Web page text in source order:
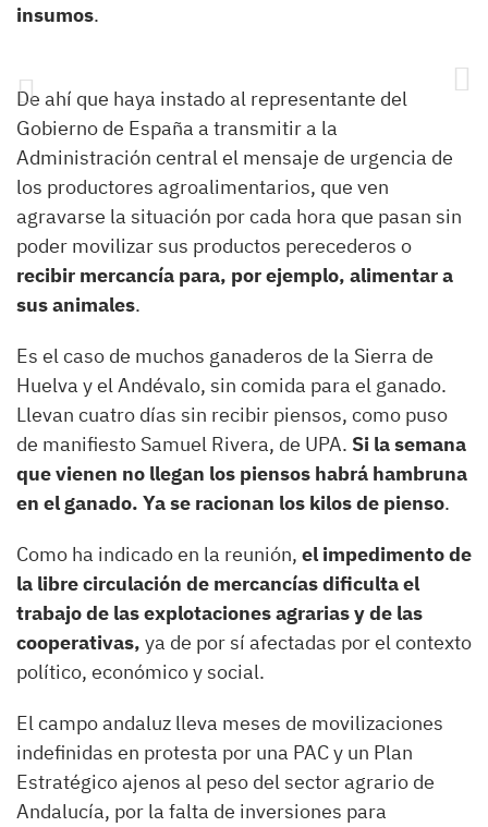
insumos.
De ahí que haya instado al representante del
Gobierno de España a transmitir a la
Administración central el mensaje de urgencia de
los productores agroalimentarios, que ven
agravarse la situación por cada hora que pasan sin
poder movilizar sus productos perecederos o
recibir mercancía para, por ejemplo, alimentar a
sus animales.
Es el caso de muchos ganaderos de la Sierra de
Huelva y el Andévalo, sin comida para el ganado.
Llevan cuatro días sin recibir piensos, como puso
de manifiesto Samuel Rivera, de UPA. Si la semana
que vienen no llegan los piensos habrá hambruna
en el ganado. Ya se racionan los kilos de pienso.
Como ha indicado en la reunión, el impedimento de
la libre circulación de mercancías dificulta el
trabajo de las explotaciones agrarias y de las
cooperativas, ya de por sí afectadas por el contexto
político, económico y social.
El campo andaluz lleva meses de movilizaciones
indefinidas en protesta por una PAC y un Plan
Estratégico ajenos al peso del sector agrario de
Andalucía, por la falta de inversiones para